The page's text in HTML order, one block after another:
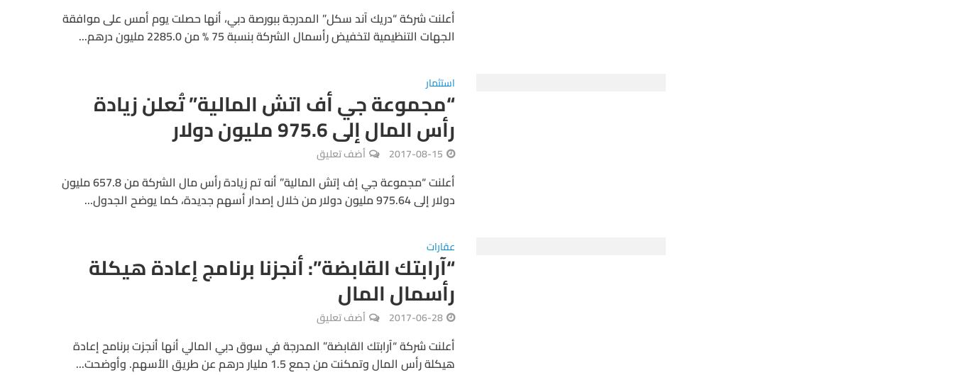
أعلنت شركة “دريك آند سكل” المدرجة ببورصة دبي، أنها حصلت يوم أمس على موافقة
الجهات التنظيمية لتخفيض رأسمال الشركة بنسبة 75 % من 2285.0 مليون درهم...
استثمار
“مجموعة جي أف اتش المالية” تُعلن زيادة
رأس المال إلى 975.6 مليون دولار
2017-08-15 أضف تعليق
أعلنت “مجموعة جي إف إتش المالية” أنه تم زيادة رأس مال الشركة من 657.8 مليون
دولار إلى 975.64 مليون دولار من خلال إصدار أسهم جديدة، كما يوضح الجدول...
عقارات
“آرابتك القابضة”: أنجزنا برنامج إعادة هيكلة
رأسمال المال
2017-06-28 أضف تعليق
أعلنت شركة “آرابتك القابضة” المدرجة في سوق دبي المالي أنها أنجزت برنامح إعادة
هيكلة رأس المال وتمكنت من جمع 1.5 مليار درهم عن طريق الأسهم. وأوضحت...